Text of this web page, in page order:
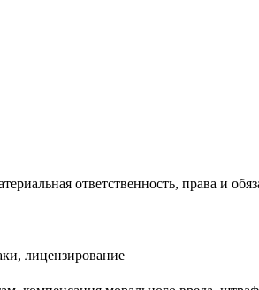
ответственность, права и
лицензирование